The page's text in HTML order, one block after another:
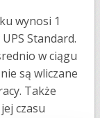
wynosi 1
Standard.
w ciągu
są wliczane
Także
czasu